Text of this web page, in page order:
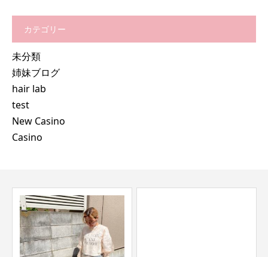
カテゴリー
未分類
姉妹ブログ
hair lab
test
New Casino
Casino